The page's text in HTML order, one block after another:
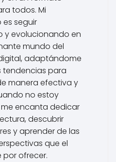
todos. Mi
seguir
y evolucionando en
mundo del
adaptándome
tendencias para
manera efectiva y
no estoy
encanta dedicar
descubrir
y aprender de las
que el
por ofrecer.